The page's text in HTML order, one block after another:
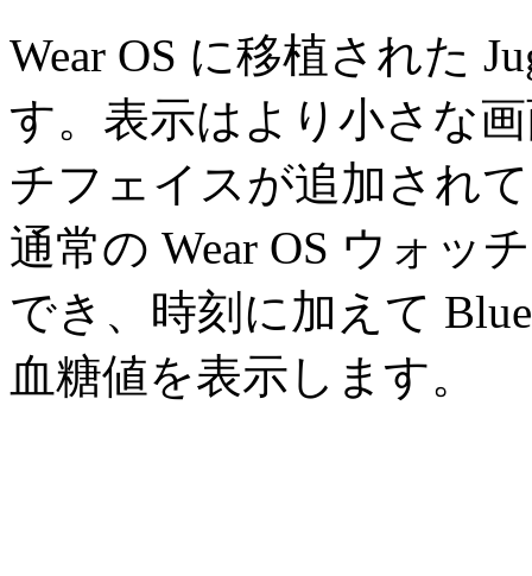
Wear OS に移植された
す。表示はより小さな
チフェイスが追加され
通常の Wear OS ウォッ
でき、時刻に加えて
血糖値を表示します。